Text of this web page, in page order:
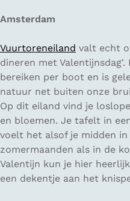
Amsterdam
Vuurtoreneiland valt echt
dineren met
bereiken per boot en is
natuur net buiten onze
Op dit eiland vind je
en bloemen. Je tafelt in
voelt het alsof je midden
zomermaanden als in de
Valentijn kun je hier
een dekentje aan het